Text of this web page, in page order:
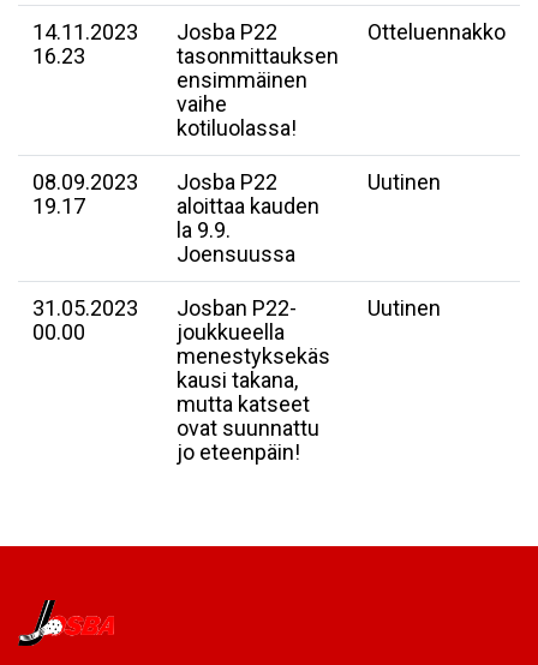
14.11.2023
16.23
Josba P22
tasonmittauksen
ensimmäinen
vaihe
kotiluolassa!
Otteluennakko
08.09.2023
19.17
Josba P22
aloittaa kauden
la 9.9.
Joensuussa
Uutinen
31.05.2023
00.00
Josban P22-
joukkueella
menestyksekäs
kausi takana,
mutta katseet
ovat suunnattu
jo eteenpäin!
Uutinen